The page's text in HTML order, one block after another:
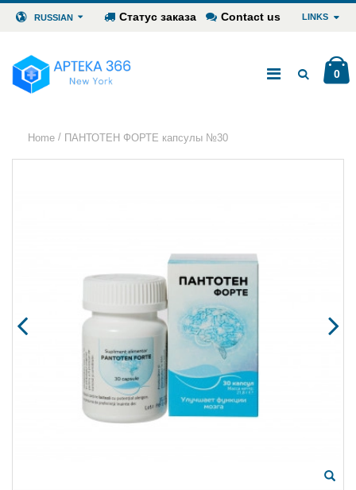
RUSSIAN Статус заказа Contact us LINKS
0
Home / ПАНТОТЕН ФОРТЕ капсулы №30